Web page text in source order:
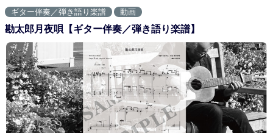
ギター伴奏／弾き語り楽譜 動画
勘太郎月夜唄【ギター伴奏／弾き語り楽譜】